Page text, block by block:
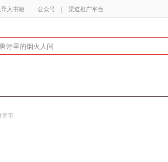
入书籍 | 公众号 | 渠道推广平台
皇帝